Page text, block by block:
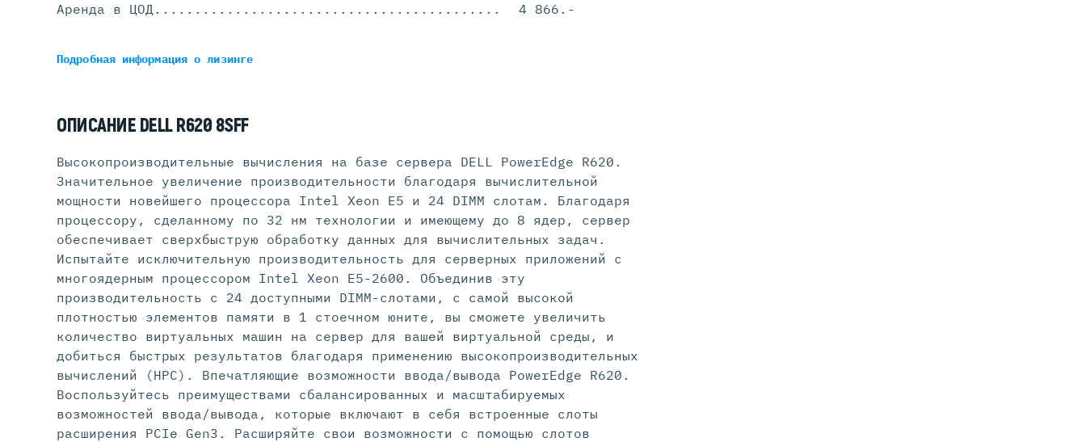
Аренда в ЦОД....................................................................................
4 866.-
Подробная информацияо лизинге
ОПИСАНИЕ DELL R620 8SFF
Высокопроизводительные вычисления на базе сервера DELL PowerEdge R620.
Значительное увеличение производительности благодаря вычислительной
мощности новейшего процессора Intel Xeon E5 и 24 DIMM слотам. Благодаря
процессору, сделанному по 32 нм технологии и имеющему до 8 ядер, сервер
обеспечивает сверхбыструю обработку данных для вычислительных задач.
Испытайте исключительную производительность для серверных приложений с
многоядерным процессором Intel Xeon E5-2600. Объединив эту
производительность с 24 доступными DIMM-слотами, с самой высокой
плотностью элементов памяти в 1 стоечном юните, вы сможете увеличить
количество виртуальных машин на сервер для вашей виртуальной среды, и
добиться быстрых результатов благодаря применению высокопроизводительных
вычислений (HPC). Впечатляющие возможности ввода/вывода PowerEdge R620.
Воспользуйтесь преимуществами сбалансированных и масштабируемых
возможностей ввода/вывода, которые включают в себя встроенные слоты
расширения PCIe Gen3. Расширяйте свои возможности с помощью слотов